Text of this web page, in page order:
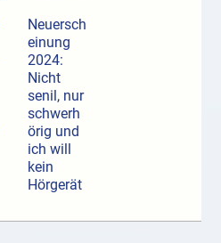
Neuersch
einung
2024:
Nicht
senil, nur
schwerh
örig und
ich will
kein
Hörgerät